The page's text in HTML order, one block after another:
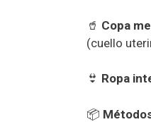
🥤 Copa
(cuello
👙 Ropa
📦